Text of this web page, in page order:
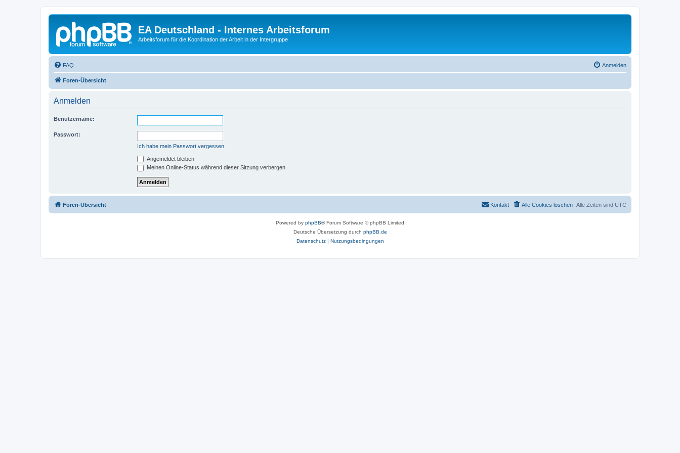
EA Deutschland - Internes Arbeitsforum
Arbeitsforum für die Koordination der Arbeit in der Intergruppe
FAQ Anmelden
Foren-Übersicht
Anmelden
Benutzername:
Passwort:
Ich habe mein Passwort vergessen
Angemeldet bleiben
Meinen Online-Status während dieser Sitzung verbergen
Foren-Übersicht Alle Zeiten sind UTC
Alle Cookies löschen
Kontakt
Powered by phpBB® Forum Software © phpBB Limited
Deutsche Übersetzung durch phpBB.de
Datenschutz| Nutzungsbedingungen